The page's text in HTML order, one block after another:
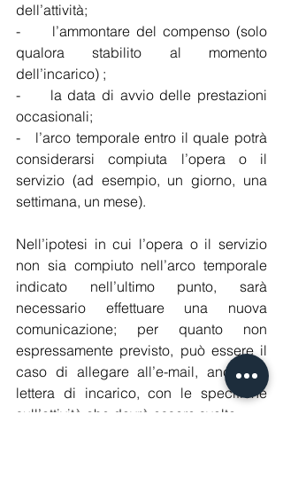
dell’attività;
-     l’ammontare del compenso (solo
qualora stabilito al momento
dell’incarico) ;
-     la data di avvio delle prestazioni
occasionali;
-   l’arco temporale entro il quale potrà
considerarsi compiuta l’opera o il
servizio (ad esempio, un giorno, una
settimana, un mese).
Nell’ipotesi in cui l’opera o il servizio
non sia compiuto nell’arco temporale
indicato nell’ultimo punto, sarà
necessario effettuare una nuova
comunicazione; per quanto non
espressamente previsto, può essere il
caso di allegare all’e-mail, anche la
lettera di incarico, con le specifiche
sull’attività che dovrà essere svolta.